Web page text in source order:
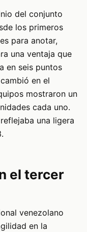
del conjunto
los primeros
para anotar,
una ventaja que
en seis puntos
en el
mostraron un
cada uno.
una ligera
el tercer
venezolano
en la